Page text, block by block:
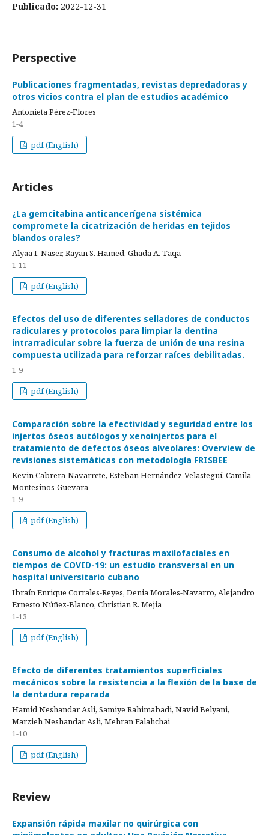
Publicado: 2022-12-31
Perspective
Publicaciones fragmentadas, revistas depredadoras y
otros vicios contra el plan de estudios académico
Antonieta Pérez-Flores
1-4
pdf (English)
Articles
¿La gemcitabina anticancerígena sistémica
compromete la cicatrización de heridas en tejidos
blandos orales?
Alyaa I. Naser, Rayan S. Hamed, Ghada A. Taqa
1-11
pdf (English)
Efectos del uso de diferentes selladores de conductos
radiculares y protocolos para limpiar la dentina
intrarradicular sobre la fuerza de unión de una resina
compuesta utilizada para reforzar raíces debilitadas.
1-9
pdf (English)
Comparación sobre la efectividad y seguridad entre los
injertos óseos autólogos y xenoinjertos para el
tratamiento de defectos óseos alveolares: Overview de
revisiones sistemáticas con metodología FRISBEE
Kevin Cabrera-Navarrete, Esteban Hernández-Velasteguí, Camila
Montesinos-Guevara
1-9
pdf (English)
Consumo de alcohol y fracturas maxilofaciales en
tiempos de COVID-19: un estudio transversal en un
hospital universitario cubano
Ibraín Enrique Corrales-Reyes, Denia Morales-Navarro, Alejandro
Ernesto Núñez-Blanco, Christian R. Mejia
1-13
pdf (English)
Efecto de diferentes tratamientos superficiales
mecánicos sobre la resistencia a la flexión de la base de
la dentadura reparada
Hamid Neshandar Asli, Samiye Rahimabadi, Navid Belyani,
Marzieh Neshandar Asli, Mehran Falahchai
1-10
pdf (English)
Review
Expansión rápida maxilar no quirúrgica con